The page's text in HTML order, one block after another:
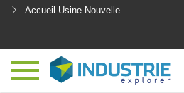
Accueil Usine Nouvelle